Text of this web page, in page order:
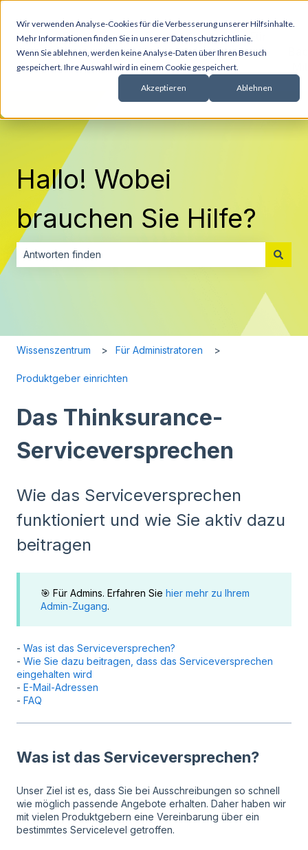
Wir verwenden Analyse-Cookies für die Verbesserung unserer Hilfsinhalte.
Mehr Informationen finden Sie in unserer Datenschutzrichtlinie.
Wenn Sie ablehnen, werden keine Analyse-Daten über Ihren Besuch
gespeichert. Ihre Auswahl wird in einem Cookie gespeichert.
Akzeptieren Ablehnen
Für
Vermittler
Für
Versicherer
Für
Administratoren
Hallo! Wobei
brauchen Sie Hilfe?
Wissenszentrum Für Administratoren
Produktgeber einrichten
Das Thinksurance-
Serviceversprechen
Wie das Serviceversprechen
funktioniert und wie Sie aktiv dazu
beitragen
🎯 Für Admins. Erfahren Sie hier mehr zu Ihrem
Admin-Zugang.
- Was ist das Serviceversprechen?
- Wie Sie dazu beitragen, dass das Serviceversprechen
eingehalten wird
- E-Mail-Adressen
- FAQ
Was ist das Serviceversprechen?
Unser Ziel ist es, dass Sie bei Ausschreibungen so schnell
wie möglich passende Angebote erhalten. Daher haben wir
mit vielen Produktgebern eine Vereinbarung über ein
bestimmtes Servicelevel getroffen.